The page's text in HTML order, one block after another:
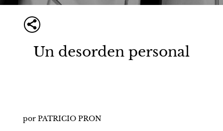
Un desorden personal
por PATRICIO PRON